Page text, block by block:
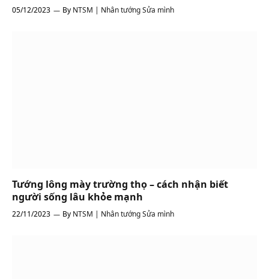
05/12/2023 By NTSM | Nhân tướng Sửa mình
Tướng lông mày trường thọ – cách nhận biết
người sống lâu khỏe mạnh
22/11/2023 By NTSM | Nhân tướng Sửa mình